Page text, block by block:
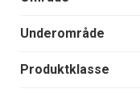
Underområde
Produktklasse